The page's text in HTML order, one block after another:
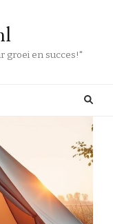
groei en succes!"